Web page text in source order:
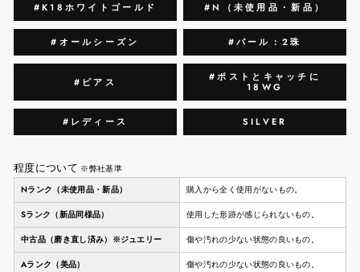
#K18ホワイトゴールド #N（未使用品・新品）
#オールシーズン #パール：2珠
#ピアス
#ポストとキャッチに
18WG
#レディース SILVER
程度について ※弊社基準
Nランク（未使用品・新品）
購入から全く使用がないもの。
Sランク（新品同様品） 使用した形跡が感じられないもの。
中古品（磨き直し済み）※ジュエリー 傷や汚れの少ない状態の良いもの。
Aランク（美品） 傷や汚れの少ない状態の良いもの。